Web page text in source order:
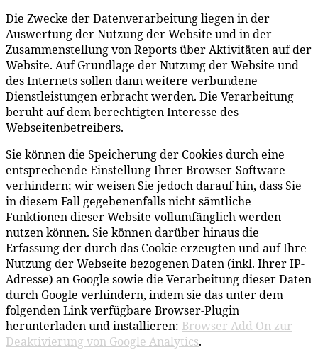
Die Zwecke der Datenverarbeitung liegen in der
Auswertung der Nutzung der Website und in der
Zusammenstellung von Reports über Aktivitäten auf der
Website. Auf Grundlage der Nutzung der Website und
des Internets sollen dann weitere verbundene
Dienstleistungen erbracht werden. Die Verarbeitung
beruht auf dem berechtigten Interesse des
Webseitenbetreibers.
Sie können die Speicherung der Cookies durch eine
entsprechende Einstellung Ihrer Browser-Software
verhindern; wir weisen Sie jedoch darauf hin, dass Sie
in diesem Fall gegebenenfalls nicht sämtliche
Funktionen dieser Website vollumfänglich werden
nutzen können. Sie können darüber hinaus die
Erfassung der durch das Cookie erzeugten und auf Ihre
Nutzung der Webseite bezogenen Daten (inkl. Ihrer IP-
Adresse) an Google sowie die Verarbeitung dieser Daten
durch Google verhindern, indem sie das unter dem
folgenden Link verfügbare Browser-Plugin
herunterladen und installieren: Browser Add On zur
Deaktivierung von Google Analytics.